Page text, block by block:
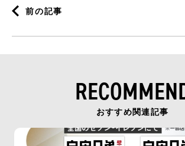
前の記事
おすすめ関連記事